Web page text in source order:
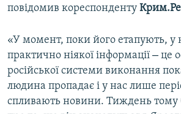
повідомив кореспонденту
«У момент, поки його етапують, у
практично ніякої інформації – це
російської системи виконання
людина пропадає і у нас лише
спливають новини. Тиждень тому